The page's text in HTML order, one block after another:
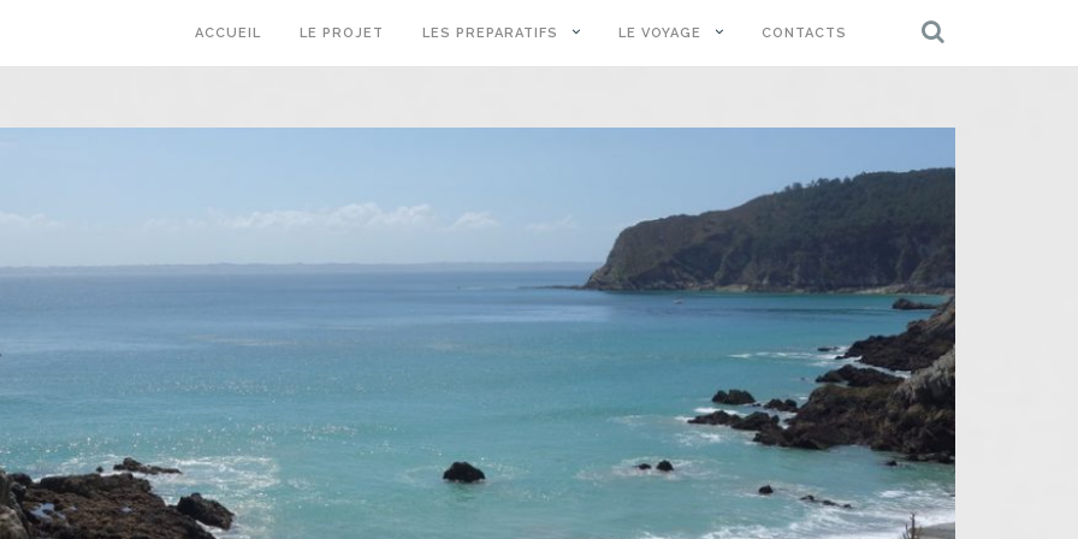
ACCUEIL LE PROJET LES PREPARATIFS LE VOYAGE CONTACTS